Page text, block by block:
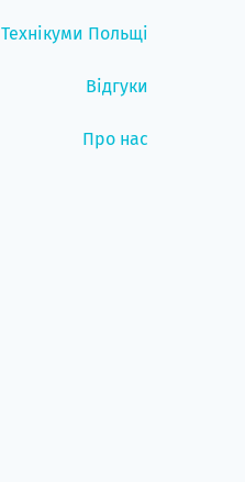
Технікуми Польщі
Відгуки
Про нас